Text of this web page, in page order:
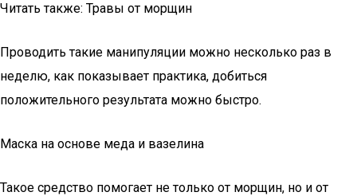
Читать также: Травы от морщин
Проводить такие манипуляции можно несколько раз в
неделю, как показывает практика, добиться
положительного результата можно быстро.
Маска на основе меда и вазелина
Такое средство помогает не только от морщин, но и от